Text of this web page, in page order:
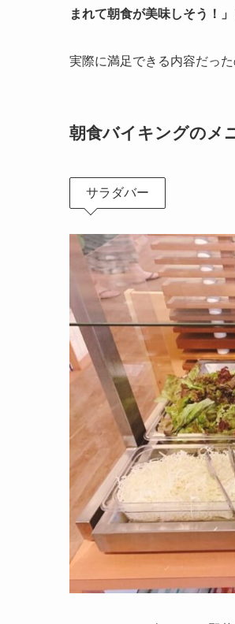
まれて朝食が美味しそう！」
実際に満足できる内容だっ
朝食バイキングのメ
サラダバー